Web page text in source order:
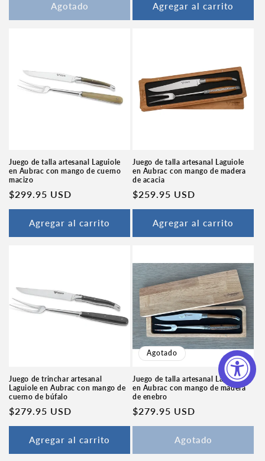
Agotado Agregar al carrito
Juego de talla artesanal Laguiole
en Aubrac con mango de cuerno
macizo
Precio
habitual
$299.95 USD
Agregar al carrito
Juego de talla artesanal Laguiole
en Aubrac con mango de madera
de acacia
Precio
habitual
$259.95 USD
Agregar al carrito
Juego de trinchar artesanal
Laguiole en Aubrac con mango de
cuerno de búfalo
Precio
habitual
$279.95 USD
Agregar al carrito
Agotado
Juego de talla artesanal Laguiole
en Aubrac con mango de madera
de enebro
Precio
habitual
$279.95 USD
Agotado